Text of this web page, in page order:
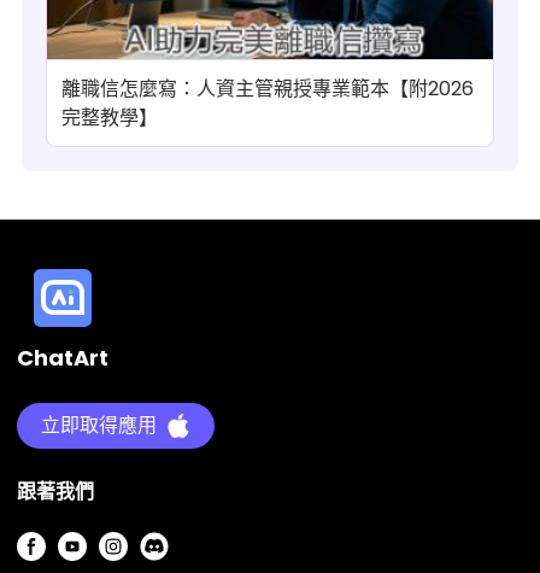
離職信怎麼寫：人資主管親授專業範本【附2026
完整教學】
ChatArt
立即取得應用
跟著我們